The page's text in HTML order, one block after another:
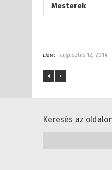
Mesterek
Date: augusztus 12, 2014
Keresés az